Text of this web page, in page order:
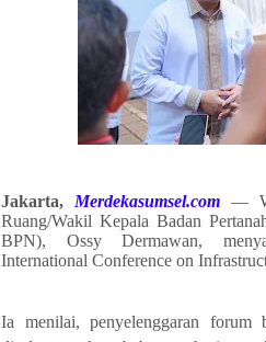
Jakarta, Merdekasumsel.com —
Ruang/Wakil Kepala Badan
BPN), Ossy Dermawan,
International Conference on
Ia menilai, penyelenggaran forum